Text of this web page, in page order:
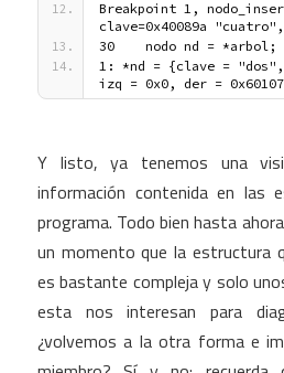
Breakpoint 1,
clave=0x40089a
30    nodo nd = *arbol;
1: *nd = {clave =
izq = 0x0, der =
Y listo, ya tenemos una
información contenida en las
programa. Todo bien hasta
un momento que la estructura
es bastante compleja y solo
esta nos interesan para
¿volvemos a la otra forma e